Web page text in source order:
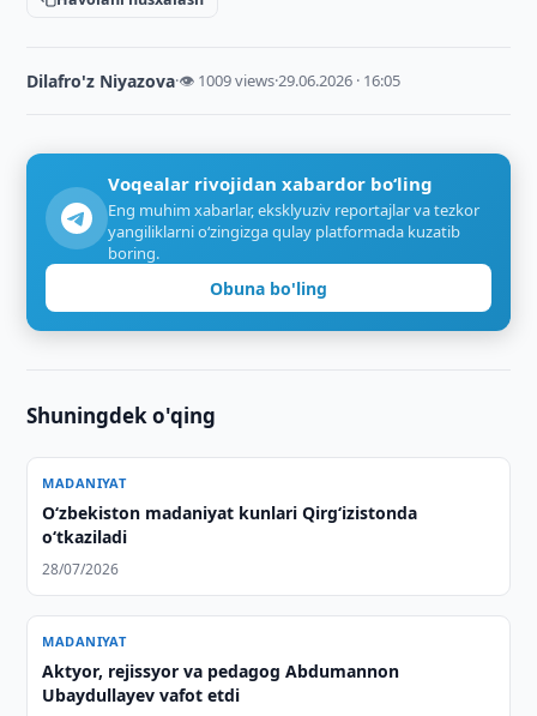
Dilafro'z Niyazova·👁 1009 views·29.06.2026 · 16:05
Voqealar rivojidan xabardor bo‘ling
Eng muhim xabarlar, eksklyuziv reportajlar va tezkor
yangiliklarni o‘zingizga qulay platformada kuzatib
boring.
Obuna bo'ling
Shuningdek o'qing
MADANIYAT
O‘zbekiston madaniyat kunlari Qirg‘izistonda
o‘tkaziladi
28/07/2026
MADANIYAT
Aktyor, rejissyor va pedagog Abdumannon
Ubaydullayev vafot etdi